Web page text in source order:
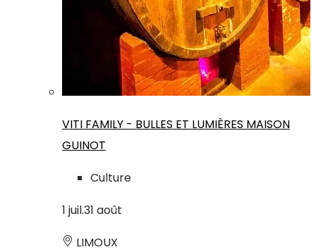
VITI FAMILY - BULLES ET LUMIÈRES MAISON
GUINOT
Culture
1 juil.31 août
LIMOUX